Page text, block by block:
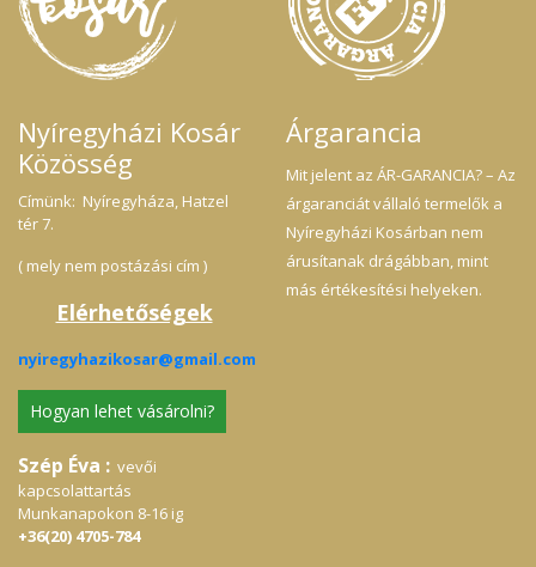
Nyíregyházi Kosár
Közösség
Címünk: Nyíregyháza, Hatzel
tér 7.
( mely nem postázási cím )
Elérhetőségek
nyiregyhazikosar@gmail.com
Hogyan lehet vásárolni?
Szép Éva : vevői
kapcsolattartás
Munkanapokon 8-16 ig
+36(20) 4705-784
Árgarancia
Mit jelent az ÁR-GARANCIA? – Az
árgaranciát vállaló termelők a
Nyíregyházi Kosárban nem
árusítanak drágábban, mint
más értékesítési helyeken.